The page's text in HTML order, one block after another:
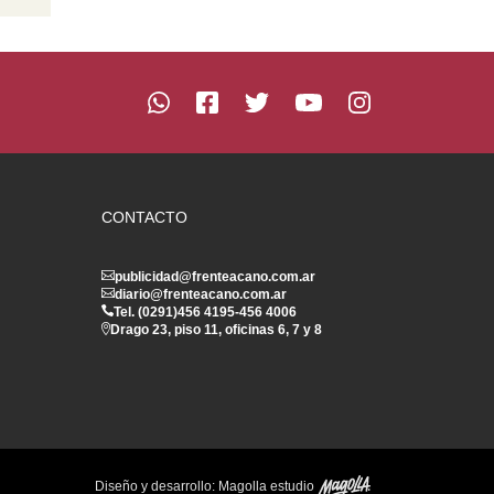
CONTACTO
publicidad@frenteacano.com.ar
diario@frenteacano.com.ar
Tel. (0291)456 4195-456 4006
Drago 23, piso 11, oficinas 6, 7 y 8
Diseño y desarrollo: Magolla estudio